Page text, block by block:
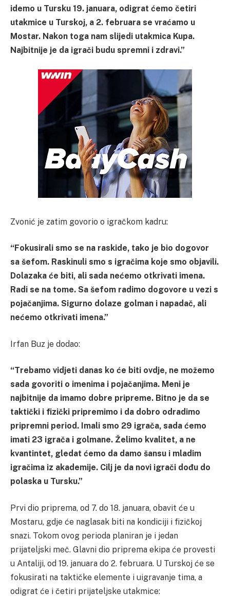
idemo u Tursku 19. januara, odigrat ćemo četiri
utakmice u Turskoj, a 2. februara se vraćamo u
Mostar. Nakon toga nam slijedi utakmica Kupa.
Najbitnije je da igrači budu spremni i zdravi.”
Zvonić je zatim govorio o igračkom kadru:
“Fokusirali smo se na raskide, tako je bio dogovor
sa šefom. Raskinuli smo s igračima koje smo objavili.
Dolazaka će biti, ali sada nećemo otkrivati imena.
Radi se na tome. Sa šefom radimo dogovore u vezi s
pojačanjima. Sigurno dolaze golman i napadač, ali
nećemo otkrivati imena.”
Irfan Buz je dodao:
“Trebamo vidjeti danas ko će biti ovdje, ne možemo
sada govoriti o imenima i pojačanjima. Meni je
najbitnije da imamo dobre pripreme. Bitno je da se
taktički i fizički pripremimo i da dobro odradimo
pripremni period. Imali smo 29 igrača, sada ćemo
imati 23 igrača i golmane. Želimo kvalitet, a ne
kvantintet, gledat ćemo da damo šansu i mladim
igračima iz akademije. Cilj je da novi igrači dođu do
polaska u Tursku.”
Prvi dio priprema, od 7. do 18. januara, obavit će u
Mostaru, gdje će naglasak biti na kondiciji i fizičkoj
snazi. Tokom ovog perioda planiran je i jedan
prijateljski meč. Glavni dio priprema ekipa će provesti
u Antaliji, od 19. januara do 2. februara. U Turskoj će se
fokusirati na taktičke elemente i uigravanje tima, a
odigrat će i četiri prijateljske utakmice: